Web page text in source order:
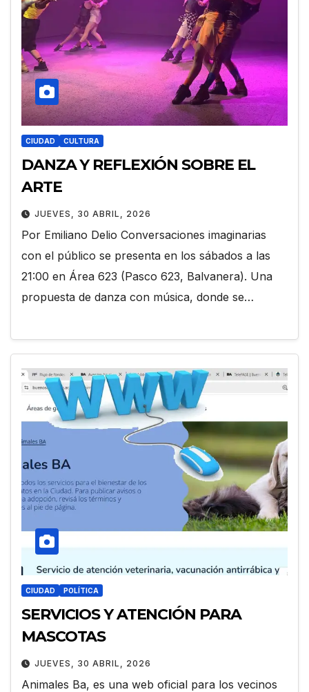
CIUDAD CULTURA
DANZA Y REFLEXIÓN SOBRE EL
ARTE
JUEVES, 30 ABRIL, 2026
Por Emiliano Delio Conversaciones imaginarias
con el público se presenta en los sábados a las
21:00 en Área 623 (Pasco 623, Balvanera). Una
propuesta de danza con música, donde se…
CIUDAD POLÍTICA
SERVICIOS Y ATENCIÓN PARA
MASCOTAS
JUEVES, 30 ABRIL, 2026
Animales Ba, es una web oficial para los vecinos